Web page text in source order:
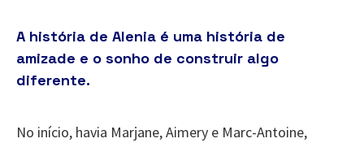
A história de Alenia é uma história de
amizade e o sonho de construir algo
diferente.
No início, havia Marjane, Aimery e Marc-Antoine,